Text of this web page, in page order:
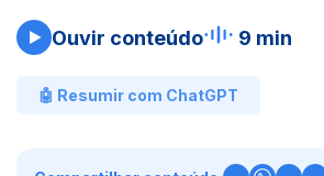
Ouvir conteúdo 9 min
🤖 Resumir com ChatGPT